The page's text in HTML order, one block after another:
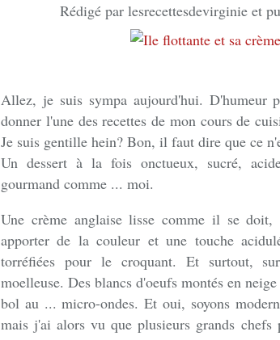
Rédigé par lesrecettesdevirginie et
Allez, je suis sympa aujourd'hui. D'humeur
donner l'une des recettes de mon cours de
Je suis gentille hein? Bon, il faut dire que ce
Un dessert à la fois onctueux, sucré,
gourmand comme ... moi.
Une crème anglaise lisse comme il se
apporter de la couleur et une touche
torréfiées pour le croquant. Et surtout,
moelleuse. Des blancs d'oeufs montés en
bol au ... micro-ondes. Et oui, soyons
mais j'ai alors vu que plusieurs grands chefs